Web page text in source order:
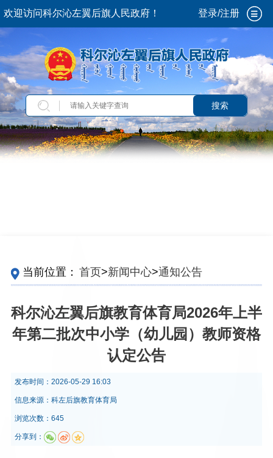
欢迎访问科尔沁左翼后旗人民政府！ 登录/注册
搜索
当前位置： 首页>新闻中心>通知公告
科尔沁左翼后旗教育体育局2026年上半
年第二批次中小学（幼儿园）教师资格
认定公告
发布时间： 2026-05-29 16:03
信息来源： 科左后旗教育体育局
浏览次数：645
分享到：